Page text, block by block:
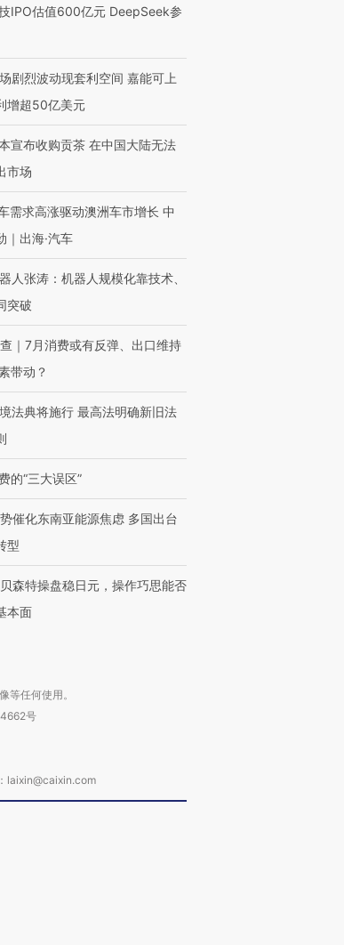
马航飞行员跨国走私7万
IPO估值600亿元 DeepSeek参
剧烈波动现套利空间 嘉能可上
增超50亿美元
宣布收购贡茶 在中国大陆无法
市场
需求高涨驱动澳洲车市增长 中
｜出海·汽车
人张涛：机器人规模化靠技术、
突破
｜7月消费或有反弹、出口维持
带动？
法典将施行 最高法明确新旧法
的“三大误区”
催化东南亚能源焦虑 多国出台
型
森特操盘稳日元，操作巧思能否
本面
等任何使用。
号
laixin@caixin.com